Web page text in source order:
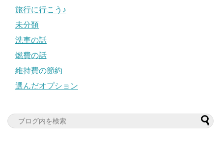
旅行に行こう♪
未分類
洗車の話
燃費の話
維持費の節約
選んだオプション